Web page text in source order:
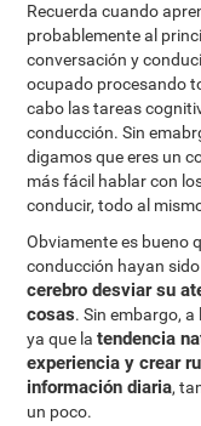
Recuerda cuando
probablemente al
conversación y
ocupado procesando
cabo las tareas
conducción. Sin
digamos que eres un
más fácil hablar con
conducir, todo al
Obviamente es bueno
conducción hayan
cerebro desviar su
cosas. Sin embargo,
ya que latendencia
experiencia y crear
información diaria,
un poco.